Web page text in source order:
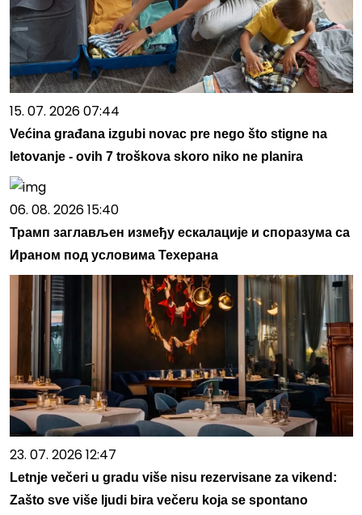
15. 07. 2026 07:44
Većina građana izgubi novac pre nego što stigne na
letovanje - ovih 7 troškova skoro niko ne planira
06. 08. 2026 15:40
Трамп заглављен између ескалације и споразума са
Ираном под условима Техерана
23. 07. 2026 12:47
Letnje večeri u gradu više nisu rezervisane za vikend:
Zašto sve više ljudi bira večeru koja se spontano